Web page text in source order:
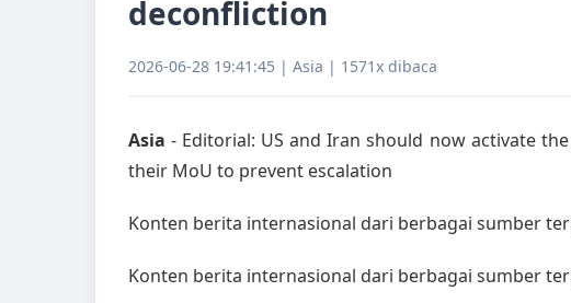
deconfliction
2026-06-28 19:41:45 | Asia | 1571x dibaca
Asia - Editorial: US and Iran should now activate
their MoU to prevent escalation
Konten berita internasional dari berbagai sumber
Konten berita internasional dari berbagai sumber